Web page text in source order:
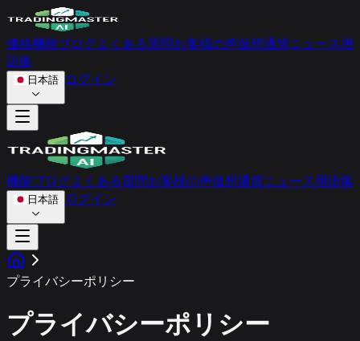
価格機能ブログよくある質問お客様の声仮想通貨ニュース用
語集
日本語 ログイン
機能ブログよくある質問お客様の声仮想通貨ニュース用語集
日本語 ログイン
プライバシーポリシー
プライバシーポリシー